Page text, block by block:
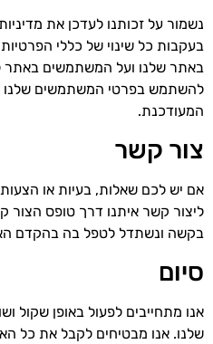
נשמור על זכותנו לעדכן את
בעקבות כל שינוי של כללי
באתר שלנו ועל המשתמשים באתר
להשתמש בפרטי המשתמשים שלנו
המעודכנת.
צור קשר
אם יש לכם שאלות, בעיות או
ליצור קשר איתנו דרך טופס
בקשה ונשתדל לטפל בה בהקדם
סיום
אנו מתחייבים לפעול באופן שקול
שלנו. אנו מבטיחים לקבל את כל